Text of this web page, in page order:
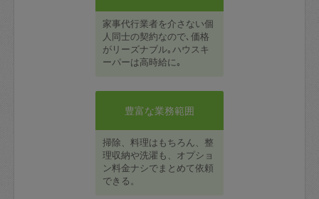
家事代行業者を介さない個
人同士の契約なので､価格
がリーズナブル｡ハウスキ
ーパーは高時給に｡
豊富な業務範囲
掃除、料理はもちろん、整
理収納や洗濯も、オプショ
ン料金ナシでまとめて依頼
できる。